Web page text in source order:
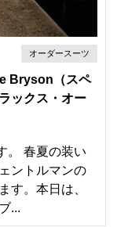
オーダースーツ
Bryson（スペ
ックス・オー
。 春夏の装い
ントルマンの
す。本日は、
...